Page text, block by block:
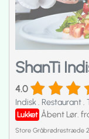
ShanTi
4.0
Indisk. Restaurant.
Lukket Åbent Lør.
Store Gråbrødrestræde